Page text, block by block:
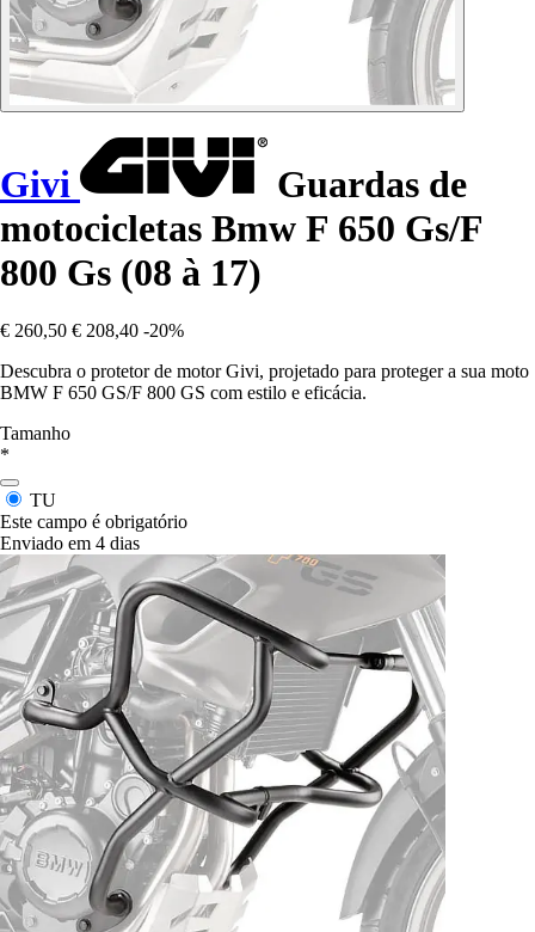
Givi
Guardas de
motocicletas Bmw F 650 Gs/F
800 Gs (08 à 17)
€ 260,50 € 208,40 -20%
Descubra o protetor de motor Givi, projetado para proteger a sua moto
BMW F 650 GS/F 800 GS com estilo e eficácia.
Tamanho
*
TU
Este campo é obrigatório
Enviado em 4 dias